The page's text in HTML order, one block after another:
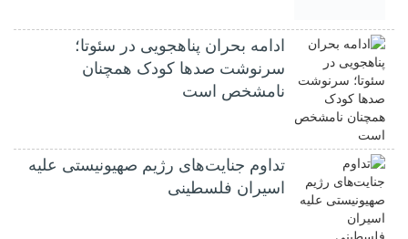
ادامه بحران پناهجویی در سئوتا؛
سرنوشت صدها کودک همچنان
نامشخص است
تداوم جنایت‌های رژیم صهیونیستی علیه
اسیران فلسطینی